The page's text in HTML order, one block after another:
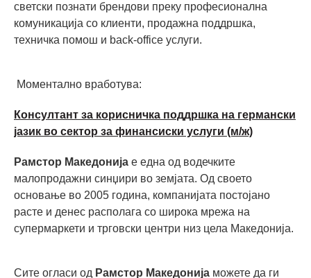
светски познати брендови преку професионална
комуникација со клиенти, продажна поддршка,
техничка помош и back-office услуги.
Моментално вработува:
Консултант за корисничка поддршка на германски
јазик во сектор за финансиски услуги (м/ж)
Рамстор Македонија е една од водечките
малопродажни синџири во земјата. Од своето
основање во 2005 година, компанијата постојано
расте и денес располага со широка мрежа на
супермаркети и трговски центри низ цела Македонија.
Сите огласи од Рамстор Македонија можете да ги